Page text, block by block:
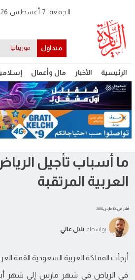
الرئيسية الأخبار مال وأعمال
الجمعة، 7 أغسطس 2026
متداول موريتانيا
ما أسباب تأجيل
العربية المرتقبة
نُشر في: 10 مارس 2018
بواسطة: بلال عالي
أرجأت المملكة العربية السعودية القمة
في الرياض في شهر مارس إلى شهر